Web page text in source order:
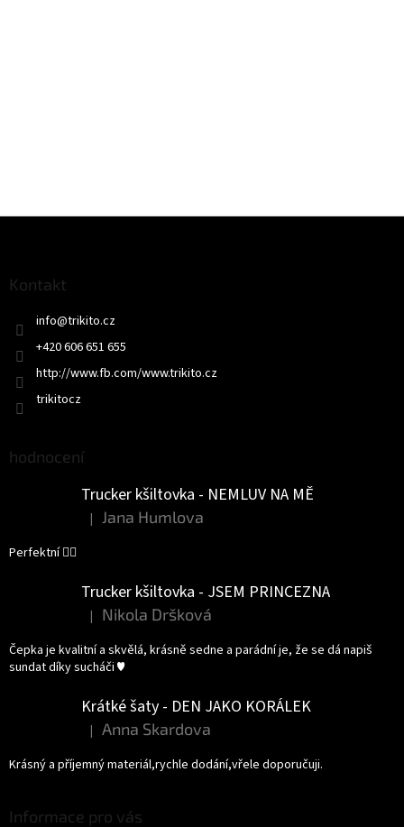
Kontakt
info@trikito.cz
+420 606 651 655
http://www.fb.com/www.trikito.cz
trikitocz
hodnocení
Trucker kšiltovka - NEMLUV NA MĚ
Hodnocení produktu je 5 z 5 hvězdiček.
| Jana Humlova
Perfektní 👌🏻
Trucker kšiltovka - JSEM PRINCEZNA
Hodnocení produktu je 5 z 5 hvězdiček.
| Nikola Dršková
Čepka je kvalitní a skvělá, krásně sedne a parádní je, že se dá napiš
sundat díky sucháči ♥️
Krátké šaty - DEN JAKO KORÁLEK
Hodnocení produktu je 5 z 5 hvězdiček.
| Anna Skardova
Krásný a příjemný materiál,rychle dodání,vřele doporučuji.
Informace pro vás